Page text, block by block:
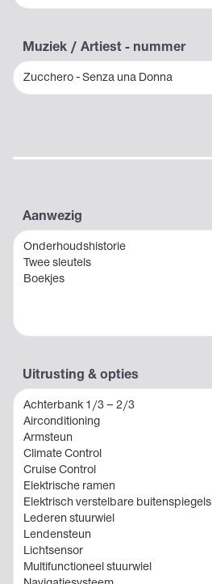
Muziek / Artiest - nummer
Zucchero - Senza una Donna
Aanwezig
Onderhoudshistorie
Twee sleutels
Boekjes
Uitrusting & opties
Achterbank 1/3 – 2/3
Airconditioning
Armsteun
Climate Control
Cruise Control
Elektrische ramen
Elektrisch verstelbare buitenspiegels
Lederen stuurwiel
Lendensteun
Lichtsensor
Multifunctioneel stuurwiel